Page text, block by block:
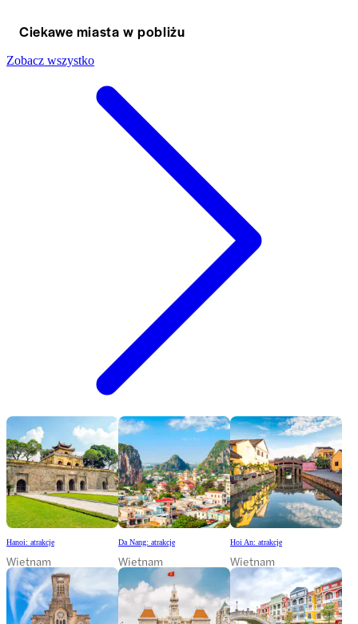
Ciekawe miasta w pobliżu
Zobacz wszystko
Hanoi: atrakcje
Wietnam
Da Nang: atrakcje
Wietnam
Hoi An: atrakcje
Wietnam